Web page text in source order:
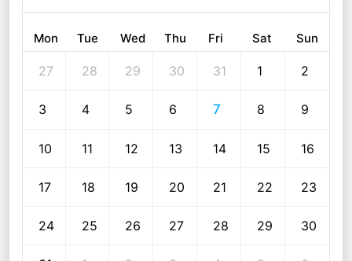
Mon Tue Wed Thu Fri Sat Sun
27 28 29 30 31 1 2
3 4 5 6 7 8 9
10 11 12 13 14 15 16
17 18 19 20 21 22 23
24 25 26 27 28 29 30